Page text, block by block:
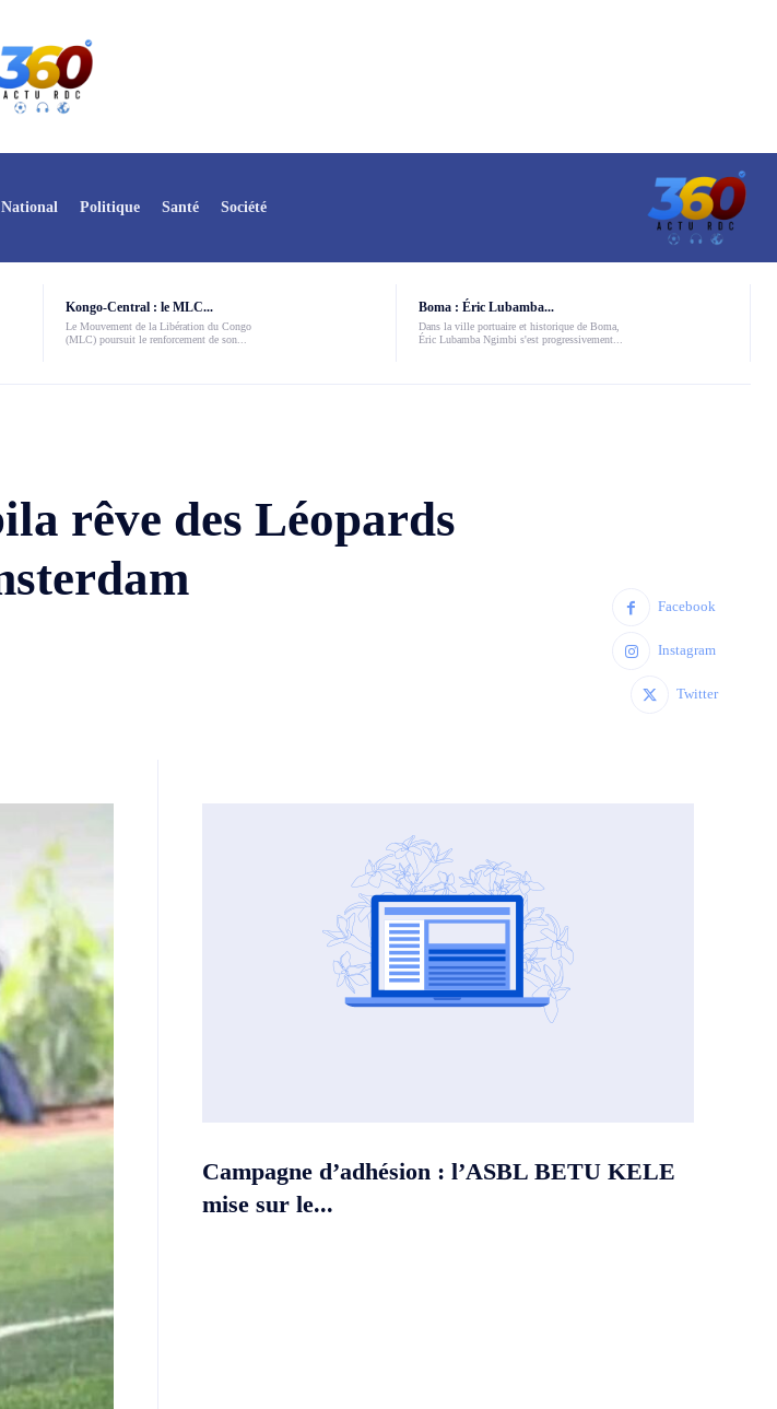
National Politique Santé Société
Kongo-Central : le MLC...
Le Mouvement de la Libération du Congo
(MLC) poursuit le renforcement de son...
Boma : Éric Lubamba...
Dans la ville portuaire et historique de Boma,
Éric Lubamba Ngimbi s'est progressivement...
rêve des Léopards
Facebook
Instagram
Twitter
Campagne d’adhésion : l’ASBL BETU KELE
mise sur le...